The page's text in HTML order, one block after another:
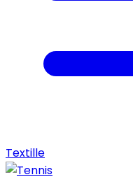
Textille